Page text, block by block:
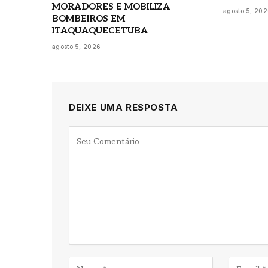
MORADORES E MOBILIZA
BOMBEIROS EM
ITAQUAQUECETUBA
agosto 5, 2026
agosto 5,
DEIXE UMA RESPOSTA